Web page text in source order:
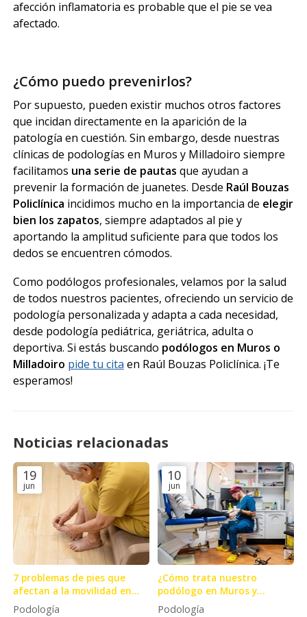
afección inflamatoria es probable que el pie se vea
afectado.
¿Cómo puedo prevenirlos?
Por supuesto, pueden existir muchos otros factores
que incidan directamente en la aparición de la
patología en cuestión. Sin embargo, desde nuestras
clínicas de podologías en Muros y Milladoiro siempre
facilitamos una serie de pautas que ayudan a
prevenir la formación de juanetes. Desde Raúl Bouzas
Policlínica incidimos mucho en la importancia de elegir
bien los zapatos, siempre adaptados al pie y
aportando la amplitud suficiente para que todos los
dedos se encuentren cómodos.
Como podólogos profesionales, velamos por la salud
de todos nuestros pacientes, ofreciendo un servicio de
podología personalizada y adapta a cada necesidad,
desde podología pediátrica, geriátrica, adulta o
deportiva. Si estás buscando podólogos en Muros o
Milladoiro pide tu cita en Raúl Bouzas Policlínica. ¡Te
esperamos!
Noticias relacionadas
19
jun
7 problemas de pies que
afectan a la movilidad en
mayores
Podología
10
jun
¿Cómo trata nuestro
podólogo en Muros y
Milladoiro el pie diabético?
Podología